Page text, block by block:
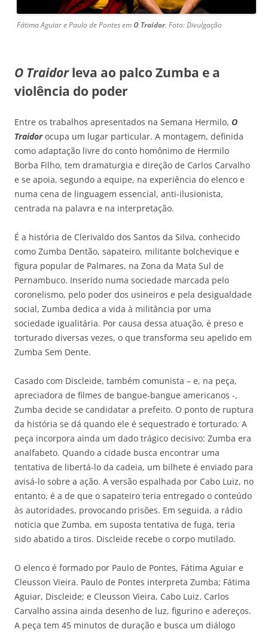
Fátima Aguiar e Paulo de Pontes emO Traidor. Foto: Divulgação
O Traidorleva ao palco Zumba e a
violência do poder
Entre os trabalhos apresentados na Semana Hermilo, O
Traidorocupa um lugar particular. A montagem, definida
como adaptação livre do conto homônimo de Hermilo
Borba Filho, tem dramaturgia e direção de Carlos Carvalho
e se apoia, segundo a equipe, na experiência do elenco e
numa cena de linguagem essencial, anti-ilusionista,
centrada na palavra e na interpretação.
É a história de Clerivaldo dos Santos da Silva, conhecido
como Zumba Dentão, sapateiro, militante bolchevique e
figura popular de Palmares, na Zona da Mata Sul de
Pernambuco. Inserido numa sociedade marcada pelo
coronelismo, pelo poder dos usineiros e pela desigualdade
social, Zumba dedica a vida à militância por uma
sociedade igualitária. Por causa dessa atuação, é preso e
torturado diversas vezes, o que transforma seu apelido em
Zumba Sem Dente.
Casado com Discleide, também comunista – e, na peça,
apreciadora de filmes de bangue-bangue americanos -,
Zumba decide se candidatar a prefeito. O ponto de ruptura
da história se dá quando ele é sequestrado e torturado. A
peça incorpora ainda um dado trágico decisivo: Zumba era
analfabeto. Quando a cidade busca encontrar uma
tentativa de libertá-lo da cadeia, um bilhete é enviado para
avisá-lo sobre a ação. A versão espalhada por Cabo Luiz, no
entanto, é a de que o sapateiro teria entregado o conteúdo
às autoridades, provocando prisões. Em seguida, a rádio
noticia que Zumba, em suposta tentativa de fuga, teria
sido abatido a tiros. Discleide recebe o corpo mutilado.
O elenco é formado por Paulo de Pontes, Fátima Aguiar e
Cleusson Vieira. Paulo de Pontes interpreta Zumba; Fátima
Aguiar, Discleide; e Cleusson Vieira, Cabo Luiz. Carlos
Carvalho assina ainda desenho de luz, figurino e adereços.
A peça tem 45 minutos de duração e busca um diálogo